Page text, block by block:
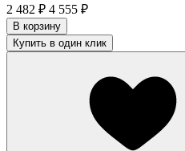
2 482 ₽ 4 555 ₽
В корзину
Купить в один клик